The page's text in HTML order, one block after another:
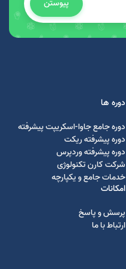
پیوستن
دوره ها
دوره جامع جاوا-اسکریپت پیشرفته
دوره پیشرفته ریکت
دوره پیشرفته وردپرس
شرکت کارن تکنولوژی
خدمات جامع و یکپارچه
امکانات
پرسش و پاسخ
ارتباط با ما